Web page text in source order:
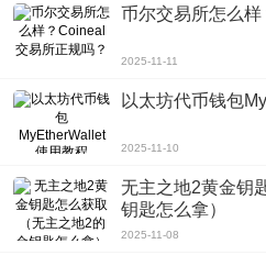
币尔交易所怎么
2025-11-11
以太坊代币钱包
2025-11-10
无主之地2黄金钥
钥匙怎么拿）
2025-11-08